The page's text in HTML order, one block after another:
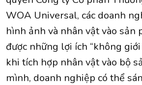
WOA Universal, các doanh
hình ảnh và nhân vật vào sản
được những lợi ích “không
khi tích hợp nhân vật vào bộ
mình, doanh nghiệp có thể